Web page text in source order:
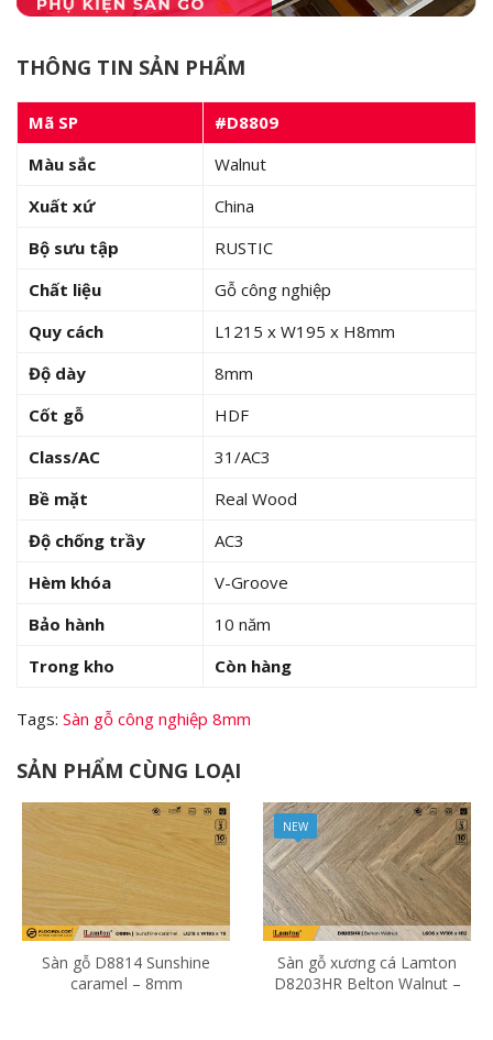
THÔNG TIN SẢN PHẨM
Mã SP
#D8809
Màu sắc
Walnut
Xuất xứ
China
Bộ sưu tập
RUSTIC
Chất liệu
Gỗ công nghiệp
Quy cách
L1215 x W195 x H8mm
Độ dày
8mm
Cốt gỗ
HDF
Class/AC
31/AC3
Bề mặt
Real Wood
Độ chống trầy
AC3
Hèm khóa
V-Groove
Bảo hành
10 năm
Trong kho
Còn hàng
Tags: Sàn gỗ công nghiệp 8mm
SẢN PHẨM CÙNG LOẠI
Sàn gỗ D8814 Sunshine
caramel – 8mm
NEW
Sàn gỗ xương cá Lamton
D8203HR Belton Walnut –